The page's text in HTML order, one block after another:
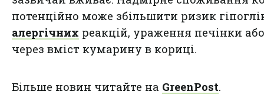
потенційно може збільшити ризик
алергічних реакцій, ураження печінки
через вміст кумарину в кориці.
Більше новин читайте на GreenPost.